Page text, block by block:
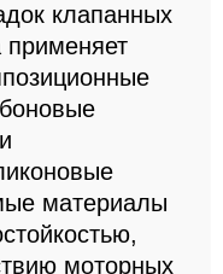
клапанных
материалы
моторных